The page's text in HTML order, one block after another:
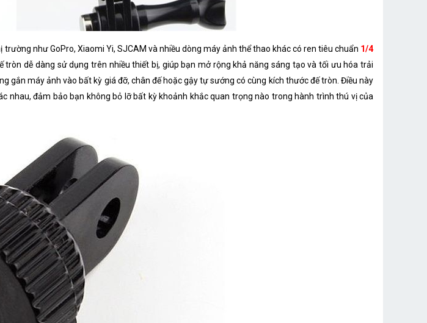
như GoPro, Xiaomi Yi, SJCAM và nhiều dòng máy ảnh thể thao khác có ren tiêu chuẩn 1/4
tròn dễ dàng sử dụng trên nhiều thiết bị, giúp bạn mở rộng khả năng sáng tạo và tối ưu hóa trải
gắn máy ảnh vào bất kỳ giá đỡ, chân đế hoặc gậy tự sướng có cùng kích thước đế tròn. Điều này
nhau, đảm bảo bạn không bỏ lỡ bất kỳ khoảnh khắc quan trọng nào trong hành trình thú vị của